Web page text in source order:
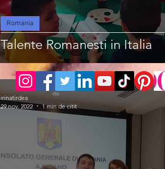
Talente Romanesti in Italia
Romania
irinatirdea
29 nov. 2022
1 min de citit